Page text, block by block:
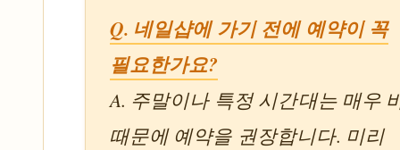
Q. 네일샵에 가기 전에 예약이 꼭
필요한가요?
A. 주말이나 특정 시간대는 매우
때문에 예약을 권장합니다. 미리